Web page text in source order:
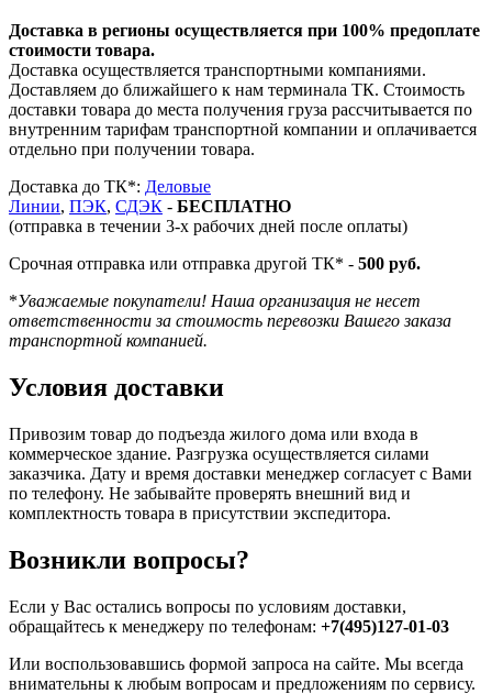
Доставка в регионы осуществляется при 100% предоплате
стоимости товара.
Доставка осуществляется транспортными компаниями.
Доставляем до ближайшего к нам терминала ТК. Стоимость
доставки товара до места получения груза рассчитывается по
внутренним тарифам транспортной компании и оплачивается
отдельно при получении товара.
Доставка до ТК*: Деловые
Линии, ПЭК, СДЭК - БЕСПЛАТНО
(отправка в течении 3-х рабочих дней после оплаты)
Срочная отправка или отправка другой ТК* - 500 руб.
*Уважаемые покупатели! Наша организация не несет
ответственности за стоимость перевозки Вашего заказа
транспортной компанией.
Условия доставки
Привозим товар до подъезда жилого дома или входа в
коммерческое здание. Разгрузка осуществляется силами
заказчика. Дату и время доставки менеджер согласует с Вами
по телефону. Не забывайте проверять внешний вид и
комплектность товара в присутствии экспедитора.
Возникли вопросы?
Если у Вас остались вопросы по условиям доставки,
обращайтесь к менеджеру по телефонам: +7(495)127-01-03
Или воспользовавшись формой запроса на сайте. Мы всегда
внимательны к любым вопросам и предложениям по сервису.